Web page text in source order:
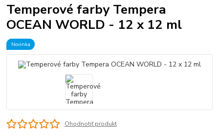
Temperové farby Tempera
OCEAN WORLD - 12 x 12 ml
Novinka
Ohodnotiť produkt